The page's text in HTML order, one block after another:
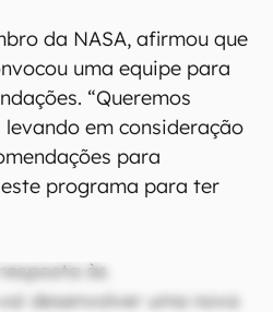
da NASA, afirmou que
uma equipe para
“Queremos
em consideração
para
programa para ter
às
desenvolver uma nova